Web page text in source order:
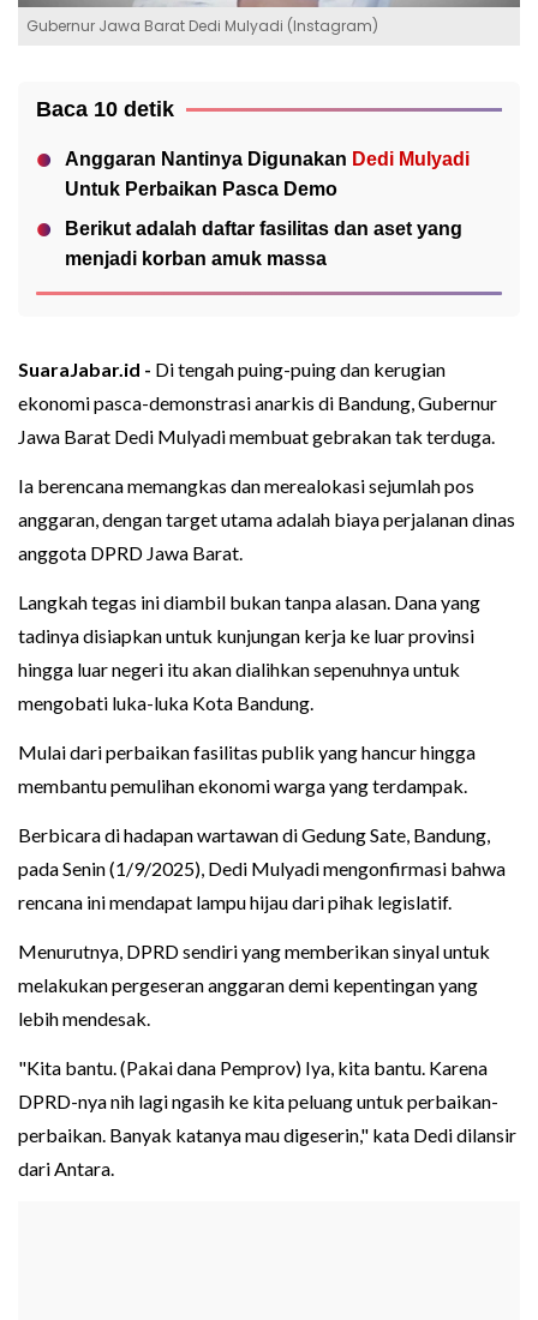
Gubernur Jawa Barat Dedi Mulyadi (Instagram)
Baca 10 detik
Anggaran Nantinya Digunakan Dedi Mulyadi
Untuk Perbaikan Pasca Demo
Berikut adalah daftar fasilitas dan aset yang
menjadi korban amuk massa
SuaraJabar.id - Di tengah puing-puing dan kerugian
ekonomi pasca-demonstrasi anarkis di Bandung, Gubernur
Jawa Barat Dedi Mulyadi membuat gebrakan tak terduga.
Ia berencana memangkas dan merealokasi sejumlah pos
anggaran, dengan target utama adalah biaya perjalanan dinas
anggota DPRD Jawa Barat.
Langkah tegas ini diambil bukan tanpa alasan. Dana yang
tadinya disiapkan untuk kunjungan kerja ke luar provinsi
hingga luar negeri itu akan dialihkan sepenuhnya untuk
mengobati luka-luka Kota Bandung.
Mulai dari perbaikan fasilitas publik yang hancur hingga
membantu pemulihan ekonomi warga yang terdampak.
Berbicara di hadapan wartawan di Gedung Sate, Bandung,
pada Senin (1/9/2025), Dedi Mulyadi mengonfirmasi bahwa
rencana ini mendapat lampu hijau dari pihak legislatif.
Menurutnya, DPRD sendiri yang memberikan sinyal untuk
melakukan pergeseran anggaran demi kepentingan yang
lebih mendesak.
"Kita bantu. (Pakai dana Pemprov) Iya, kita bantu. Karena
DPRD-nya nih lagi ngasih ke kita peluang untuk perbaikan-
perbaikan. Banyak katanya mau digeserin," kata Dedi dilansir
dari Antara.